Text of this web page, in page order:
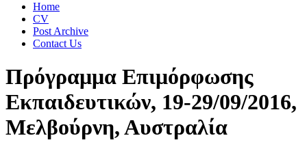
Home
CV
Post Archive
Contact Us
Πρόγραμμα Επιμόρφωσης
Εκπαιδευτικών, 19-29/09/2016,
Μελβούρνη, Αυστραλία